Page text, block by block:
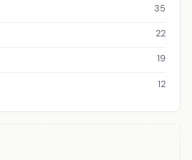
35
22
19
12